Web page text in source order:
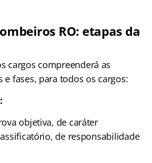
RO: etapas da
cargos compreenderá as
e fases, para todos os cargos:
objetiva, de caráter
de responsabilidade